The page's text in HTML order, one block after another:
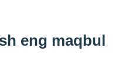
eng maqbul